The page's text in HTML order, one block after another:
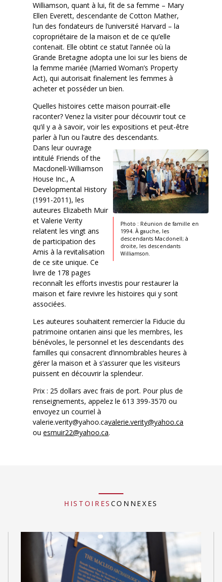
Williamson, quant à lui, fit de sa femme – Mary
Ellen Everett, descendante de Cotton Mather,
l’un des fondateurs de l’université Harvard – la
copropriétaire de la maison et de ce qu’elle
contenait. Elle obtint ce statut l’année où la
Grande Bretagne adopta une loi sur les biens de
la femme mariée (Married Woman’s Property
Act), qui autorisait finalement les femmes à
acheter et posséder un bien.
Quelles histoires cette maison pourrait-elle
raconter? Venez la visiter pour découvrir tout ce
qu’il y a à savoir, voir les expositions et peut-être
parler à l’un ou l’autre des descendants.
Photo : Réunion de famille en
1994. À gauche, les
descendants Macdonell; à
droite, les descendants
Williamson.
Dans leur ouvrage
intitulé Friends of the
Macdonell-Williamson
House Inc., A
Developmental History
(1991-2011), les
auteures Elizabeth Muir
et Valerie Verity
relatent les vingt ans
de participation des
Amis à la revitalisation
de ce site unique. Ce
livre de 178 pages
reconnaît les efforts investis pour restaurer la
maison et faire revivre les histoires qui y sont
associées.
Les auteures souhaitent remercier la Fiducie du
patrimoine ontarien ainsi que les membres, les
bénévoles, le personnel et les descendants des
familles qui consacrent d’innombrables heures à
gérer la maison et à s’assurer que les visiteurs
puissent en découvrir la splendeur.
Prix : 25 dollars avec frais de port. Pour plus de
renseignements, appelez le 613 399-3570 ou
envoyez un courriel à
valerie.verity@yahoo.cavalerie.verity@yahoo.ca
ouesmuir22@yahoo.ca.
HISTOIRES CONNEXES